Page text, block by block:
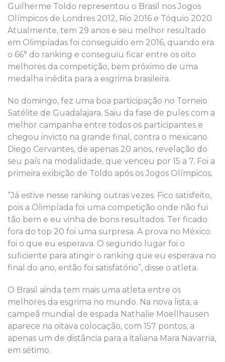
Guilherme Toldo representou o Brasil nos Jogos
Olímpicos de Londres 2012, Rio 2016 e Tóquio 2020.
Atualmente, tem 29 anos e seu melhor resultado
em Olimpíadas foi conseguido em 2016, quando era
o 66° do ranking e conseguiu ficar entre os oito
melhores da competição, bem próximo de uma
medalha inédita para a esgrima brasileira.
No domingo, fez uma boa participação no Torneio
Satélite de Guadalajara. Saiu da fase de pules com a
melhor campanha entre todos os participantes e
chegou invicto na grande final, contra o mexicano
Diego Cervantes, de apenas 20 anos, revelação do
seu país na modalidade, que venceu por 15 a 7. Foi a
primeira exibição de Toldo após os Jogos Olímpicos.
“Já estive nesse ranking outras vezes. Fico satisfeito,
pois a Olimpíada foi uma competição onde não fui
tão bem e eu vinha de bons resultados. Ter ficado
fora do top 20 foi uma surpresa. A prova no México
foi o que eu esperava. O segundo lugar foi o
suficiente para atingir o ranking que eu esperava no
final do ano, então foi satisfatório”, disse o atleta.
O Brasil ainda tem mais uma atleta entre os
melhores da esgrima no mundo. Na nova lista, a
campeã mundial de espada Nathalie Moellhausen
aparece na oitava colocação, com 157 pontos, a
apenas um de distância para a italiana Mara Navarria,
em sétimo.